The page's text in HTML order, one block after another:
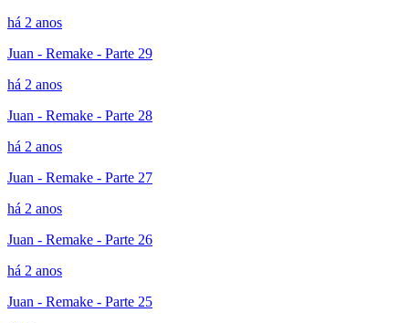
há 2 anos
Juan - Remake - Parte 29
há 2 anos
Juan - Remake - Parte 28
há 2 anos
Juan - Remake - Parte 27
há 2 anos
Juan - Remake - Parte 26
há 2 anos
Juan - Remake - Parte 25